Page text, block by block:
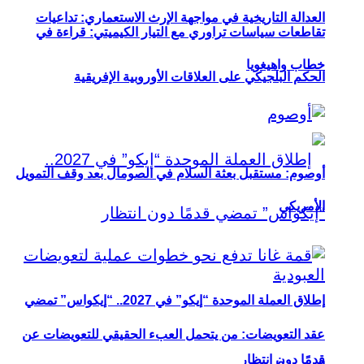
العدالة التاريخية في مواجهة الإرث الاستعماري: تداعيات
الحكم البلجيكي على العلاقات الأوروبية الإفريقية
إطلاق العملة الموحدة “إيكو” في 2027.. “إيكواس” تمضي
قدمًا دون انتظار
تقاطعات سياسات تراوري مع التيار الكيميتي: قراءة في
خطاب واهيغويا
أوصوم: مستقبل بعثة السلام في الصومال بعد وقف التمويل
الأمريكي
عقد التعويضات: من يتحمل العبء الحقيقي للتعويضات عن